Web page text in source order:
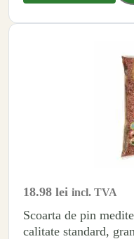
18.98 lei incl. TVA
Scoarta de pin